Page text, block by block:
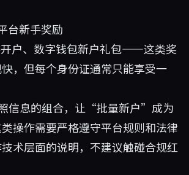
台新手奖励
开户、数字钱包新户礼包——这类奖
，但每个身份证通常只能享受一
信息的组合，让“批量新户”成为
操作需要严格遵守平台规则和法律
术层面的说明，不建议触碰合规红